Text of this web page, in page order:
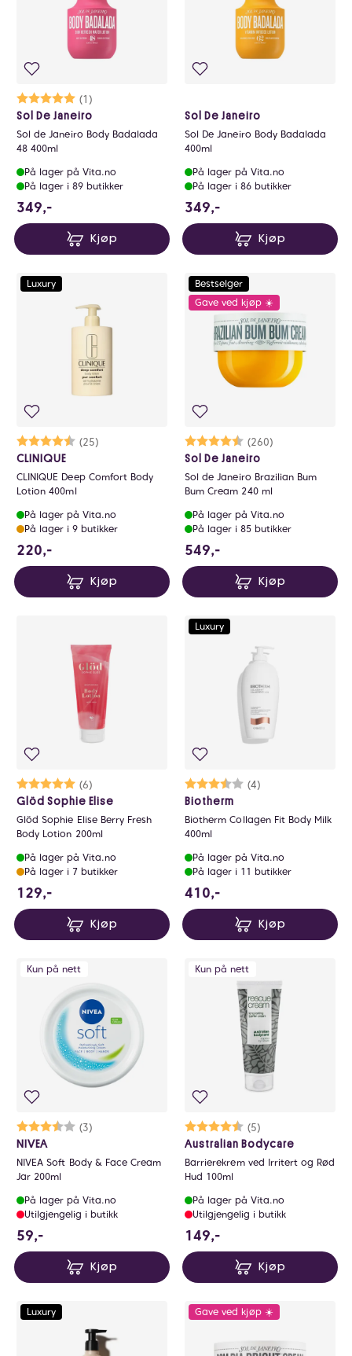
Karakter:
(1)
5.0 av 5 mulige
Sol De Janeiro
Sol de Janeiro Body Badalada
48 400ml
På lager på Vita.no
På lager i 89 butikker
349,-
Kjøp
Sol De Janeiro
Sol De Janeiro Body Badalada
400ml
På lager på Vita.no
På lager i 86 butikker
349,-
Kjøp
Luxury
Karakter:
(25)
4.7 av 5 mulige
CLINIQUE
CLINIQUE Deep Comfort Body
Lotion 400ml
På lager på Vita.no
På lager i 9 butikker
220,-
Kjøp
Bestselger
Gave ved kjøp ☀️
Karakter:
(260)
4.7 av 5 mulige
Sol De Janeiro
Sol de Janeiro Brazilian Bum
Bum Cream 240 ml
På lager på Vita.no
På lager i 85 butikker
549,-
Kjøp
Karakter:
(6)
5.0 av 5 mulige
Glöd Sophie Elise
Glöd Sophie Elise Berry Fresh
Body Lotion 200ml
På lager på Vita.no
På lager i 7 butikker
129,-
Kjøp
Luxury
Karakter:
(4)
3.8 av 5 mulige
Biotherm
Biotherm Collagen Fit Body Milk
400ml
På lager på Vita.no
På lager i 11 butikker
410,-
Kjøp
Kun på nett
Karakter:
(3)
3.7 av 5 mulige
NIVEA
NIVEA Soft Body & Face Cream
Jar 200ml
På lager på Vita.no
Utilgjengelig i butikk
59,-
Kjøp
Kun på nett
Karakter:
(5)
4.8 av 5 mulige
Australian Bodycare
Barrierekrem ved Irritert og Rød
Hud 100ml
På lager på Vita.no
Utilgjengelig i butikk
149,-
Kjøp
Luxury Gave ved kjøp ☀️